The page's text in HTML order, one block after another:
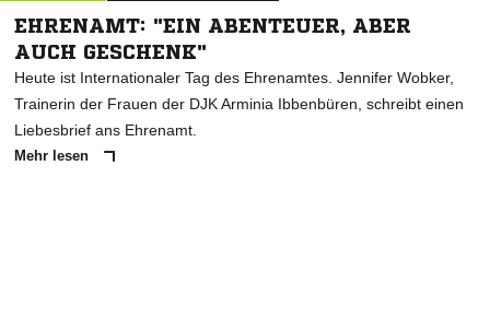
EHRENAMT: "EIN ABENTEUER, ABER
AUCH GESCHENK"
Heute ist Internationaler Tag des Ehrenamtes. Jennifer Wobker,
Trainerin der Frauen der DJK Arminia Ibbenbüren, schreibt einen
Liebesbrief ans Ehrenamt.
Mehr lesen